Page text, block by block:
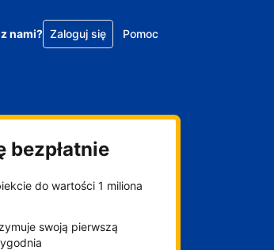
nami? Zaloguj się Pomoc
bezpłatnie
do wartości 1 miliona
swoją pierwszą